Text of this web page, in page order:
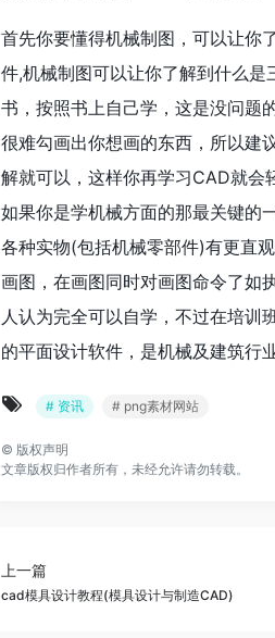
首先你要懂得机械制图，可以让你
件,机械制图可以让你了解到什么是
书，按照书上自己学，这是没问题
很难勾画出你想画的东西，所以建
解就可以，这样你再学习CAD就会
如果你是学机械方面的那最关键的
各种实物(包括机械零部件)有更直
画图，在画图同时对画图命令了如
人认为完全可以自学，不过在培训
的平面设计软件，是机械及建筑行
# 资讯 # png素材网站
© 版权声明
文章版权归作者所有，未经允许请勿转载。
上一篇
cad模具设计教程(模具设计与制造CAD)